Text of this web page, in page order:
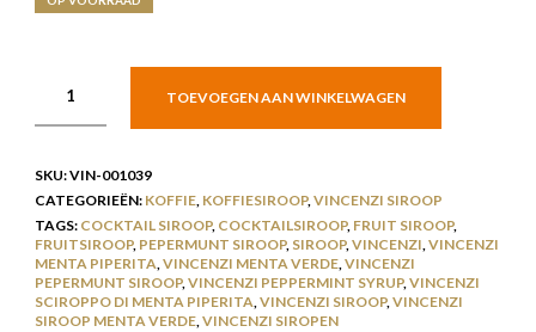
TOEVOEGEN AAN WINKELWAGEN
SKU:VIN-001039
CATEGORIEËN: KOFFIE, KOFFIESIROOP,VINCENZI SIROOP
TAGS: COCKTAIL SIROOP, COCKTAILSIROOP, FRUIT SIROOP,
FRUITSIROOP, PEPERMUNT SIROOP, SIROOP,VINCENZI,VINCENZI
MENTA PIPERITA,VINCENZI MENTA VERDE,VINCENZI
PEPERMUNT SIROOP,VINCENZI PEPPERMINT SYRUP,VINCENZI
SCIROPPO DI MENTA PIPERITA,VINCENZI SIROOP,VINCENZI
SIROOP MENTA VERDE,VINCENZI SIROPEN